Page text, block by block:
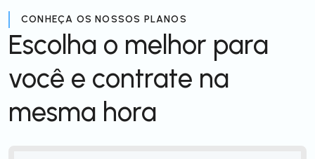
CONHEÇA OS NOSSOS PLANOS
Escolha o melhor para
você e contrate na
mesma hora